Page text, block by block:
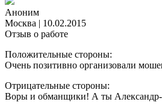
Аноним
Москва | 10.02.2015
Отзыв о работе
Положительные стороны:
Очень позитивно организовали
Отрицательные стороны:
Воры и обманщики! А ты Александр-